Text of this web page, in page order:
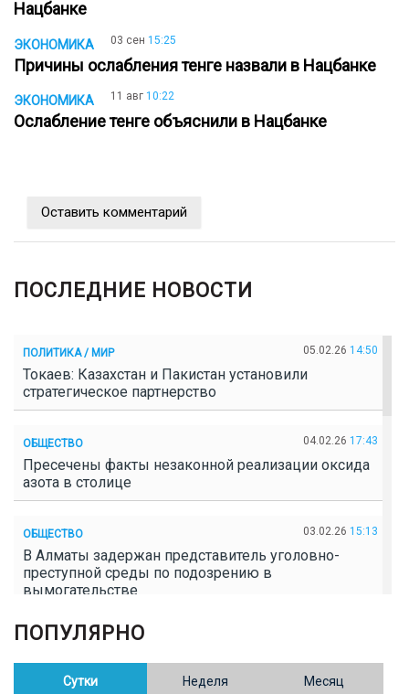
Нацбанке
ЭКОНОМИКА 03 сен 15:25
Причины ослабления тенге назвали в Нацбанке
ЭКОНОМИКА 11 авг 10:22
Ослабление тенге объяснили в Нацбанке
Оставить комментарий
ПОСЛЕДНИЕ НОВОСТИ
ПОЛИТИКА / МИР 05.02.26 14:50
Токаев: Казахстан и Пакистан установили
стратегическое партнерство
ОБЩЕСТВО 04.02.26 17:43
Пресечены факты незаконной реализации оксида
азота в столице
ОБЩЕСТВО 03.02.26 15:13
В Алматы задержан представитель уголовно-
преступной среды по подозрению в
вымогательстве
ОБЩЕСТВО
Полицейские пресекли незаконное выращивание
конопли в Таразе
ПОПУЛЯРНО
Сутки Неделя Месяц